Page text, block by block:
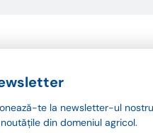
te la newsletter-ul
din domeniul agricol.